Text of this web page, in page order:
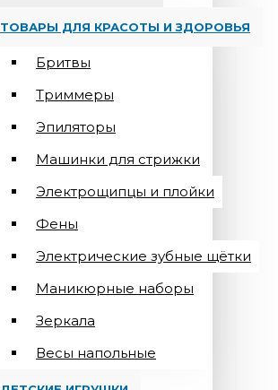
ТОВАРЫ ДЛЯ КРАСОТЫ И ЗДОРОВЬЯ
Бритвы
Триммеры
Эпиляторы
Машинки для стрижки
Электрощипцы и плойки
Фены
Электрические зубные щётки
Маникюрные наборы
Зеркала
Весы напольные